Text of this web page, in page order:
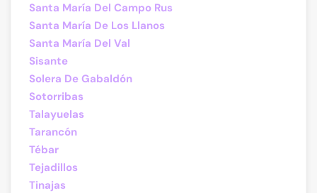
Santa María Del Campo Rus
Santa María De Los Llanos
Santa María Del Val
Sisante
Solera De Gabaldón
Sotorribas
Talayuelas
Tarancón
Tébar
Tejadillos
Tinajas